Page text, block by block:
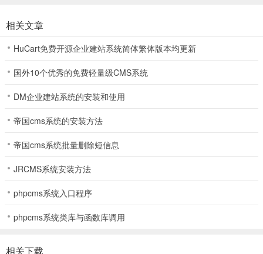
的网站不只是一个死板的摆设；
更多的功能不再一一描述，其中的方便简单、可拓展性、人性化，大
家使用后即可心领意
升级说明：
1.增加统计功能
当你在本地测试时，发现不能更改数据、或者删除数据时，请确认你
请给你网站所在的文件夹田间user权限
使用之前，请一定看上面的说明！
相关文章
HuCart免费开源企业建站系统简体繁体版本均更新
国外10个优秀的免费轻量级CMS系统
DM企业建站系统的安装和使用
帝国cms系统的安装方法
帝国cms系统批量删除短信息
JRCMS系统安装方法
phpcms系统入口程序
phpcms系统类库与函数库调用
相关下载